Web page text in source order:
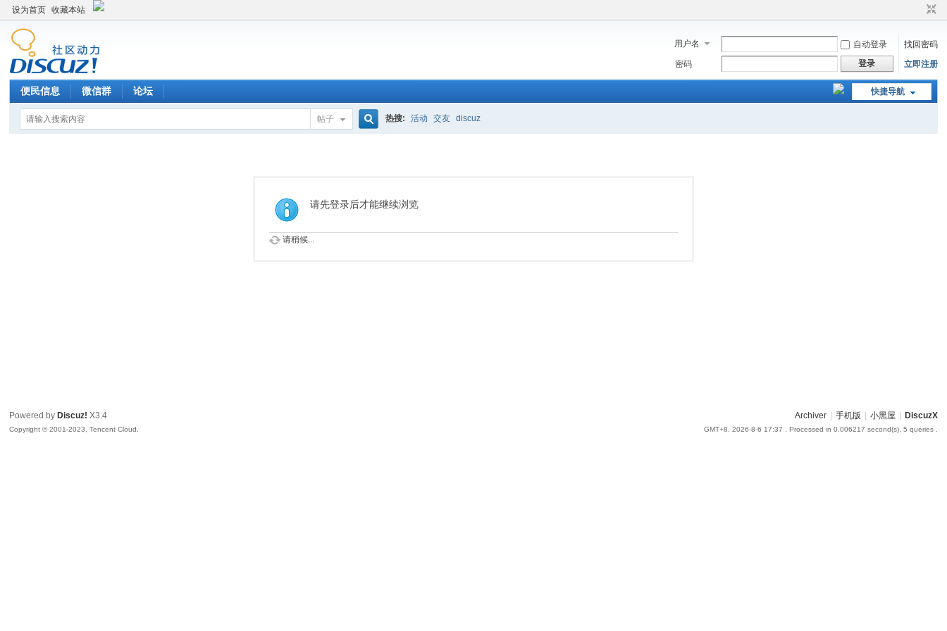
设为首页 收藏本站
用户名 自动登录
找回密码
密码
登录 立即注册
快捷导航
便民信息 微信群 论坛
帖子
索
热搜: 活动 交友 discuz
请先登录后才能继续浏览
请稍候...
Archiver 手机版 小黑屋 DiscuzX
GMT+8, 2026-8-6 17:37 , Processed in 0.006217 second(s), 5 queries .
Powered by Discuz! X3.4
Copyright © 2001-2023, Tencent Cloud.